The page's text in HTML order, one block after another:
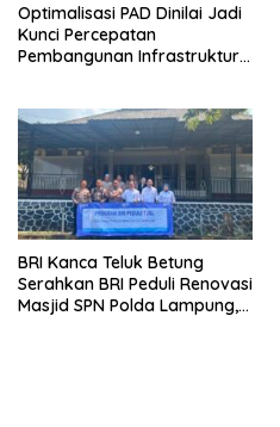
Optimalisasi PAD Dinilai Jadi
Kunci Percepatan
Pembangunan Infrastruktur
BRI Kanca Teluk Betung
Serahkan BRI Peduli Renovasi
Masjid SPN Polda Lampung,